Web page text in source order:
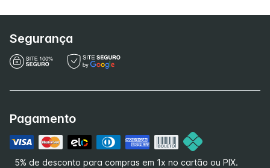
Segurança
Pagamento
5% de desconto para compras em 1x no cartão ou PIX.